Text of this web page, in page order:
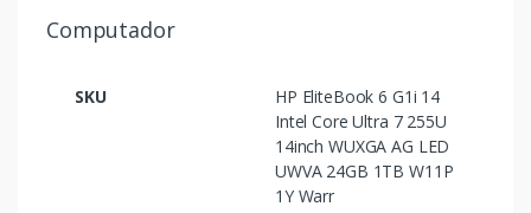
Computador
SKU
HP EliteBook 6 G1i 14
Intel Core Ultra 7 255U
14inch WUXGA AG LED
UWVA 24GB 1TB W11P
1Y Warr